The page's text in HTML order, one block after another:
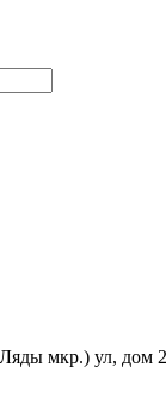
мкр.) ул, дом